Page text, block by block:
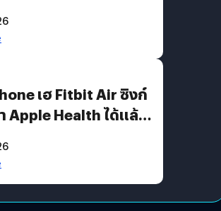
เฮ Fitbit Air ซิงก์
Apple Health ได้แล้ว